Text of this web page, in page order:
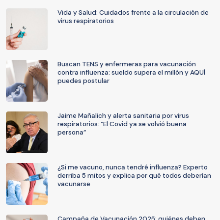
Vida y Salud: Cuidados frente a la circulación de
virus respiratorios
Buscan TENS y enfermeras para vacunación
contra influenza: sueldo supera el millón y AQUÍ
puedes postular
Jaime Mañalich y alerta sanitaria por virus
respiratorios: “El Covid ya se volvió buena
persona”
¿Si me vacuno, nunca tendré influenza? Experto
derriba 5 mitos y explica por qué todos deberían
vacunarse